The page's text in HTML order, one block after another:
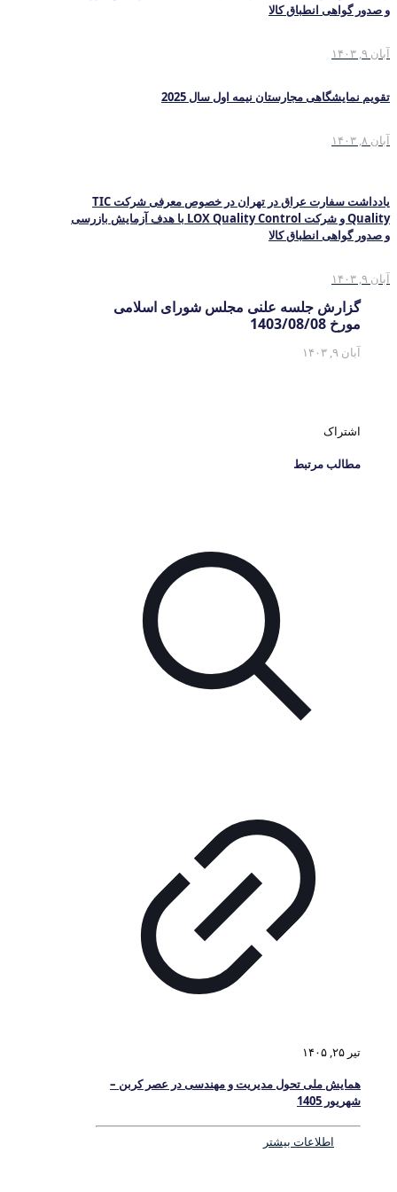
و صدور گواهی انطباق کالا
آبان ۹, ۱۴۰۳
تقویم نمایشگاهی مجارستان نیمه اول سال 2025
آبان ۸, ۱۴۰۳
یادداشت سفارت عراق در تهران در خصوص معرفی شرکت TIC
Quality و شرکت LOX Quality Control با هدف آزمایش بازرسی
و صدور گواهی انطباق کالا
آبان ۹, ۱۴۰۳
گزارش جلسه علنی مجلس شورای اسلامی
مورخ 1403/08/08
آبان ۹, ۱۴۰۳
اشتراک
مطالب مرتبط
تیر ۲۵, ۱۴۰۵
همایش ملی تحول مدیریت و مهندسی در عصر کربن –
شهریور 1405
اطلاعات بیشتر